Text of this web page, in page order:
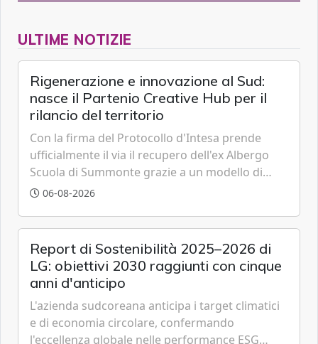
ULTIME NOTIZIE
Rigenerazione e innovazione al Sud:
nasce il Partenio Creative Hub per il
rilancio del territorio
Con la firma del Protocollo d'Intesa prende
ufficialmente il via il recupero dell'ex Albergo
Scuola di Summonte grazie a un modello di
partenariato pubblico-privato e a una rete di
06-08-2026
Report di Sostenibilità 2025–2026 di
LG: obiettivi 2030 raggiunti con cinque
anni d'anticipo
L'azienda sudcoreana anticipa i target climatici
e di economia circolare, confermando
l'eccellenza globale nelle performance ESG